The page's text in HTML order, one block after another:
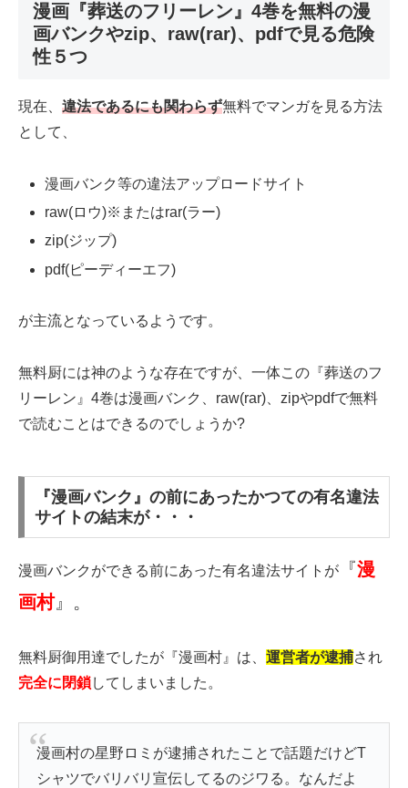
漫画『葬送のフリーレン』4巻を無料の漫
画バンクやzip、raw(rar)、pdfで見る危険
性５つ
現在、 違法であるにも関わらず無料でマンガを見る方法
として、
漫画バンク等の違法アップロードサイト
raw(ロウ)※またはrar(ラー)
zip(ジップ)
pdf(ピーディーエフ)
が主流となっているようです。
無料厨には神のような存在ですが、一体この『葬送のフ
リーレン』4巻は漫画バンク、raw(rar)、zipやpdfで無料
で読むことはできるのでしょうか?
『漫画バンク』の前にあったかつての有名違法
サイトの結末が・・・
漫画バンクができる前にあった有名違法サイトが 『漫
画村』。
無料厨御用達でしたが『漫画村』は、 運営者が逮捕され
完全に閉鎖してしまいました。
漫画村の星野ロミが逮捕されたことで話題だけどT
シャツでバリバリ宣伝してるのジワる。なんだよ